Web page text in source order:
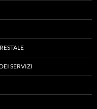
SERVIZI